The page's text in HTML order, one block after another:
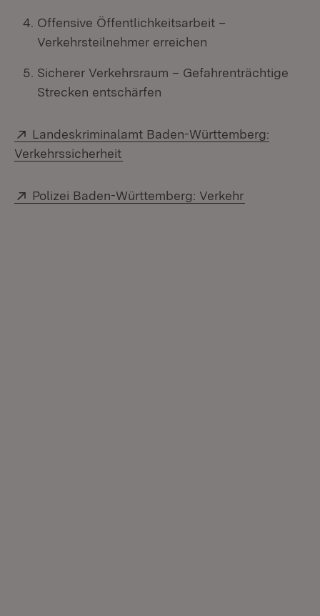
Offensive Öffentlichkeitsarbeit –
Verkehrsteilnehmer erreichen
Sicherer Verkehrsraum – Gefahrenträchtige
Strecken entschärfen
Extern:
Landeskriminalamt Baden-Württemberg:
Verkehrssicherheit
Extern:
Polizei Baden-Württemberg: Verkehr